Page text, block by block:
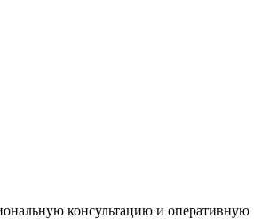
консультацию и оперативную